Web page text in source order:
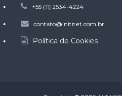
+55 (11) 2534-4224
contato@initnet.com.br
Política de Cookies